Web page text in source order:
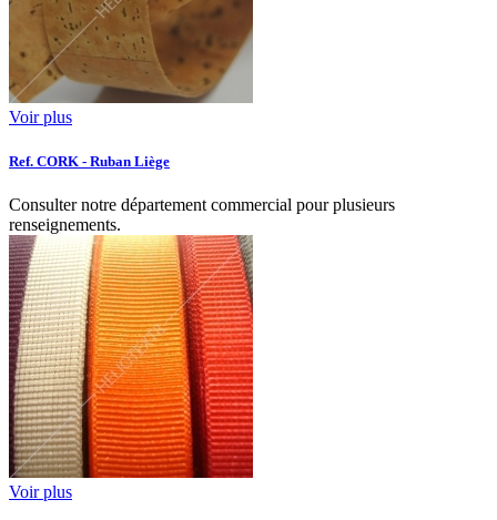
Voir plus
Ref. CORK - Ruban Liège
Consulter notre département commercial pour plusieurs
renseignements.
Voir plus